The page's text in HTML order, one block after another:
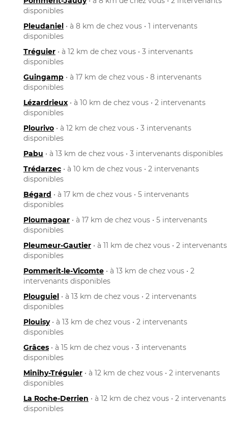
disponibles
Pleudaniel • à 8 km de chez vous • 1 intervenants
disponibles
Tréguier • à 12 km de chez vous • 3 intervenants
disponibles
Guingamp • à 17 km de chez vous • 8 intervenants
disponibles
Lézardrieux • à 10 km de chez vous • 2 intervenants
disponibles
Plourivo • à 12 km de chez vous • 3 intervenants
disponibles
Pabu • à 13 km de chez vous • 3 intervenants disponibles
Trédarzec • à 10 km de chez vous • 2 intervenants
disponibles
Bégard • à 17 km de chez vous • 5 intervenants
disponibles
Ploumagoar • à 17 km de chez vous • 5 intervenants
disponibles
Pleumeur-Gautier • à 11 km de chez vous • 2 intervenants
disponibles
Pommerit-le-Vicomte • à 13 km de chez vous • 2
intervenants disponibles
Plouguiel • à 13 km de chez vous • 2 intervenants
disponibles
Plouisy• à 13 km de chez vous • 2 intervenants
disponibles
Grâces • à 15 km de chez vous • 3 intervenants
disponibles
Minihy-Tréguier • à 12 km de chez vous • 2 intervenants
disponibles
La Roche-Derrien • à 12 km de chez vous • 2 intervenants
disponibles